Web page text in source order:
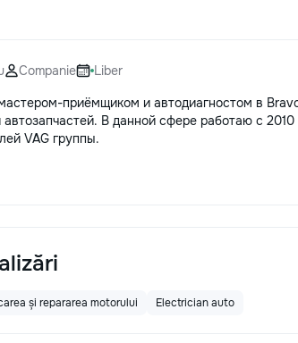
🍳
🍲
вытяжки 🧹
бытовая
Спасем
Companie
Liber
приёмщиком и автодиагностом в
В данной сфере работаю с
VAG группы.
și repararea motorului Electrician auto